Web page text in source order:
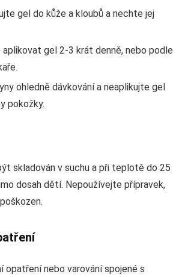
gel do kůže a kloubů a nechte jej
aplikovat gel 2-3 krát denně, nebo podle
ohledně dávkování a neaplikujte gel
pokožky.
skladován v suchu a při teplotě do 25
dosah dětí. Nepoužívejte přípravek,
opatření nebo varování spojené s